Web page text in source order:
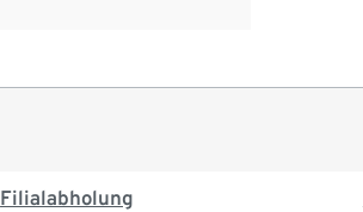
Filialabholung